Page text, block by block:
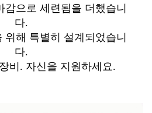
감으로 세련됨을 더했습니
다.
위해 특별히 설계되었습니
다.
비. 자신을 지원하세요.